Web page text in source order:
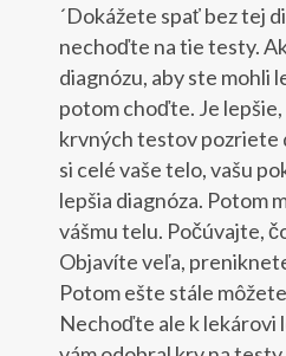
´Dokážete spať bez tej
nechoďte na tie testy.
diagnózu, aby ste mohli
potom choďte. Je
krvných testov pozriete
si celé vaše telo, vašu
lepšia diagnóza. Potom
vášmu telu. Počúvajte,
Objavíte veľa,
Potom ešte stále
Nechoďte ale k lekárovi